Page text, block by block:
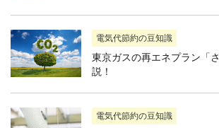
電気代節約の豆知識
東京ガスの再エネプラン「
説！
電気代節約の豆知識